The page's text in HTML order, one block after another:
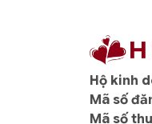
Hộ kinh
Mã số
Mã số